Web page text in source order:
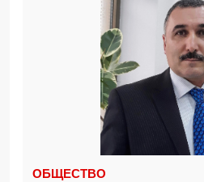
ОБЩЕСТВО